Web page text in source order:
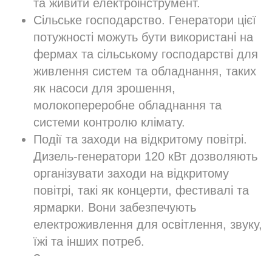
та живити електроінструмент.
Сільське господарство. Генератори цієї
потужності можуть бути використані на
фермах та сільському господарстві для
живлення систем та обладнання, таких
як насоси для зрошення,
молокопереробне обладнання та
системи контролю клімату.
Події та заходи на відкритому повітрі.
Дизель-генератори 120 кВт дозволяють
організувати заходи на відкритому
повітрі, такі як концерти, фестивалі та
ярмарки. Вони забезпечують
електроживлення для освітлення, звуку,
їжі та інших потреб.